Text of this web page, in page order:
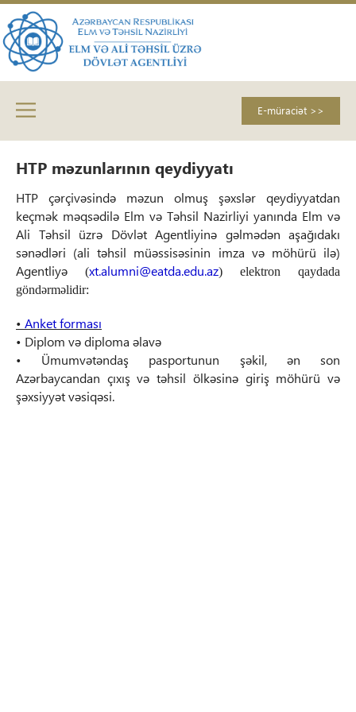
E-müraciət >>
HTP məzunlarının qeydiyyatı
HTP çərçivəsində məzun olmuş şəxslər qeydiyyatdan
keçmək məqsədilə Elm və Təhsil Nazirliyi yanında Elm və
Ali Təhsil üzrə Dövlət Agentliyinə gəlmədən aşağıdakı
sənədləri (ali təhsil müəssisəsinin imza və möhürü ilə)
Agentliyə
(xt.alumni@eatda.edu.az) elektron qaydada
göndərməlidir:
• Anket forması
• Diplom və diploma əlavə
• Ümumvətəndaş pasportunun şəkil, ən son
Azərbaycandan çıxış və təhsil ölkəsinə giriş möhürü və
şəxsiyyət vəsiqəsi.